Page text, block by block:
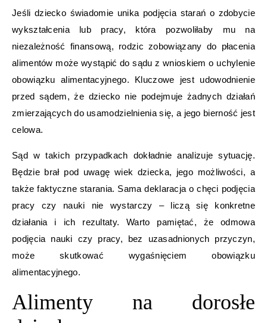
Jeśli dziecko świadomie unika podjęcia starań o zdobycie
wykształcenia lub pracy, która pozwoliłaby mu na
niezależność finansową, rodzic zobowiązany do płacenia
alimentów może wystąpić do sądu z wnioskiem o uchylenie
obowiązku alimentacyjnego. Kluczowe jest udowodnienie
przed sądem, że dziecko nie podejmuje żadnych działań
zmierzających do usamodzielnienia się, a jego bierność jest
celowa.
Sąd w takich przypadkach dokładnie analizuje sytuację.
Będzie brał pod uwagę wiek dziecka, jego możliwości, a
także faktyczne starania. Sama deklaracja o chęci podjęcia
pracy czy nauki nie wystarczy – liczą się konkretne
działania i ich rezultaty. Warto pamiętać, że odmowa
podjęcia nauki czy pracy, bez uzasadnionych przyczyn,
może skutkować wygaśnięciem obowiązku
alimentacyjnego.
Alimenty na dorosłe